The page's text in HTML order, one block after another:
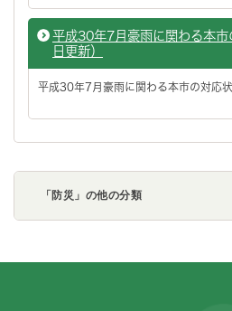
平成30年7月豪雨に関わる本
日更新）
平成30年7月豪雨に関わる本市の対応
「防災」の他の分類